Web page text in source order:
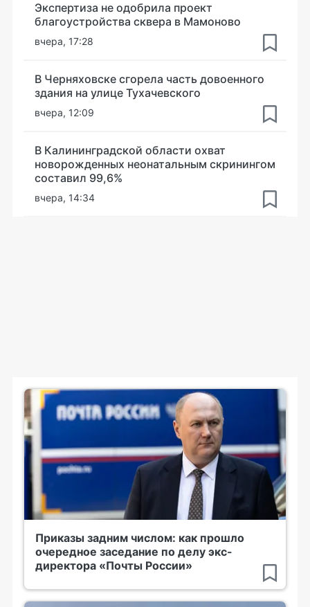
Экспертиза не одобрила проект
благоустройства сквера в Мамоново
вчера, 17:28
В Черняховске сгорела часть довоенного
здания на улице Тухачевского
вчера, 12:09
В Калининградской области охват
новорожденных неонатальным скринингом
составил 99,6%
вчера, 14:34
Приказы задним числом: как прошло
очередное заседание по делу экс-
директора «Почты России»